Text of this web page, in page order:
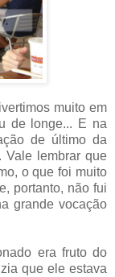
muito em
de longe... E na
de último da
Vale lembrar que
o que foi muito
portanto, não fui
grande vocação
era fruto do
que ele estava